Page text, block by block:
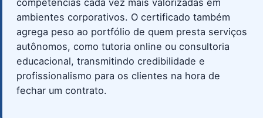
competências cada vez mais valorizadas em
ambientes corporativos. O certificado também
agrega peso ao portfólio de quem presta serviços
autônomos, como tutoria online ou consultoria
educacional, transmitindo credibilidade e
profissionalismo para os clientes na hora de
fechar um contrato.